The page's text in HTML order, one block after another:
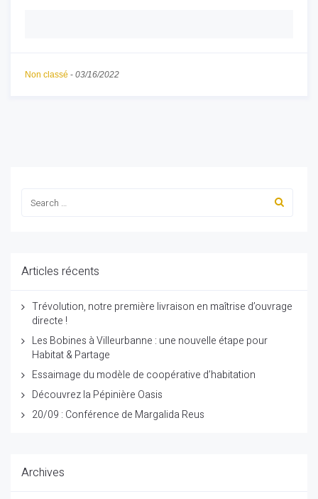
Non classé - 03/16/2022
Articles récents
Trévolution, notre première livraison en maîtrise d’ouvrage
directe !
Les Bobines à Villeurbanne : une nouvelle étape pour
Habitat & Partage
Essaimage du modèle de coopérative d’habitation
Découvrez la Pépinière Oasis
20/09 : Conférence de Margalida Reus
Archives